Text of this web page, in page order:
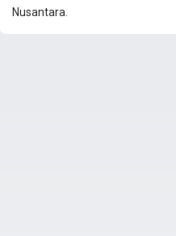
Nusantara.